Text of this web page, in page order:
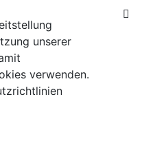
unserer
verwenden.